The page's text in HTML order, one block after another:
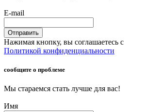
E-mail
Отправить
Нажимая кнопку, вы соглашаетесь с
Политикой конфиденциальности
сообщите о проблеме
Мы стараемся стать лучше для вас!
Имя